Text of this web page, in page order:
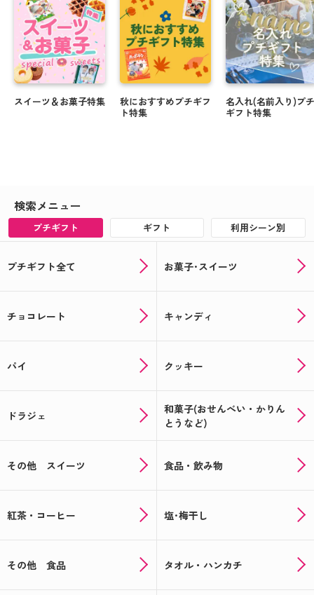
スイーツ＆お菓子特集
秋におすすめプチギフ
ト特集
名入れ(名前入り)プチ
ギフト特集
検索メニュー
プチギフト ギフト 利用シーン別
プチギフト全て お菓子･スイーツ
チョコレート キャンディ
パイ クッキー
ドラジェ
和菓子(おせんべい・かりん
とうなど)
その他 スイーツ 食品・飲み物
紅茶・コーヒー 塩･梅干し
その他 食品 タオル・ハンカチ